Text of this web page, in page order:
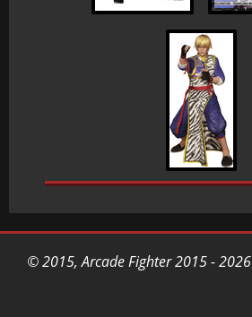
© 2015, Arcade Fighter 2015 - 2026